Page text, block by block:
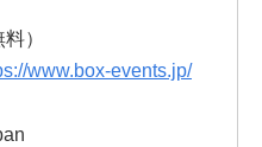
）
www.box-events.jp/